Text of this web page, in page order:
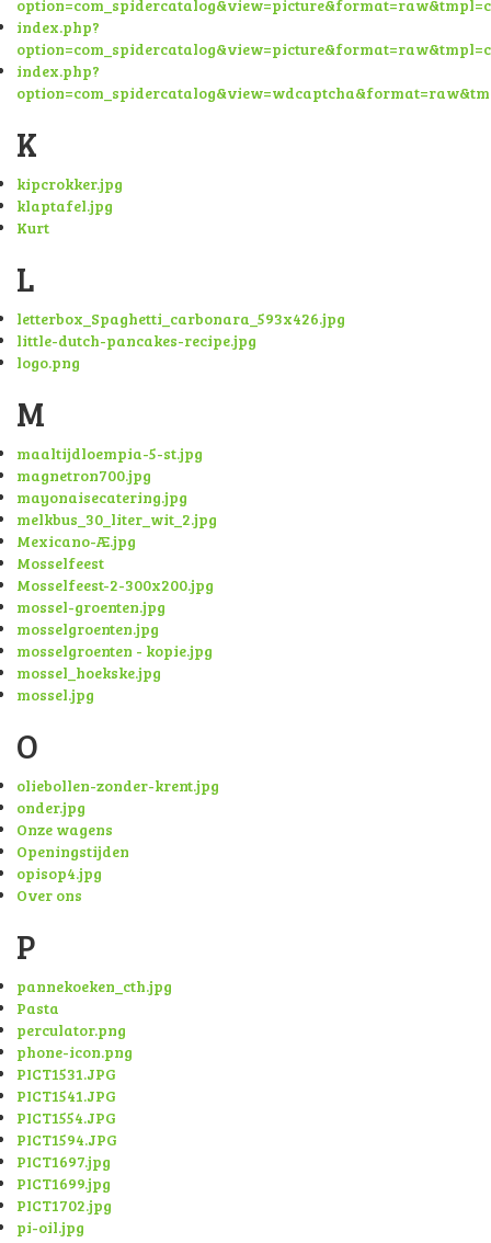
index.php?
index.php?
K
kipcrokker.jpg
klaptafel.jpg
Kurt
L
letterbox_Spaghetti_carbonara_593x426.jpg
little-dutch-pancakes-recipe.jpg
logo.png
M
maaltijdloempia-5-st.jpg
magnetron700.jpg
mayonaisecatering.jpg
melkbus_30_liter_wit_2.jpg
Mexicano-Æ.jpg
Mosselfeest
Mosselfeest-2-300x200.jpg
mossel-groenten.jpg
mosselgroenten.jpg
mosselgroenten - kopie.jpg
mossel_hoekske.jpg
mossel.jpg
O
oliebollen-zonder-krent.jpg
onder.jpg
Onze wagens
Openingstijden
opisop4.jpg
Over ons
P
pannekoeken_cth.jpg
Pasta
perculator.png
phone-icon.png
PICT1531.JPG
PICT1541.JPG
PICT1554.JPG
PICT1594.JPG
PICT1697.jpg
PICT1699.jpg
PICT1702.jpg
pi-oil.jpg